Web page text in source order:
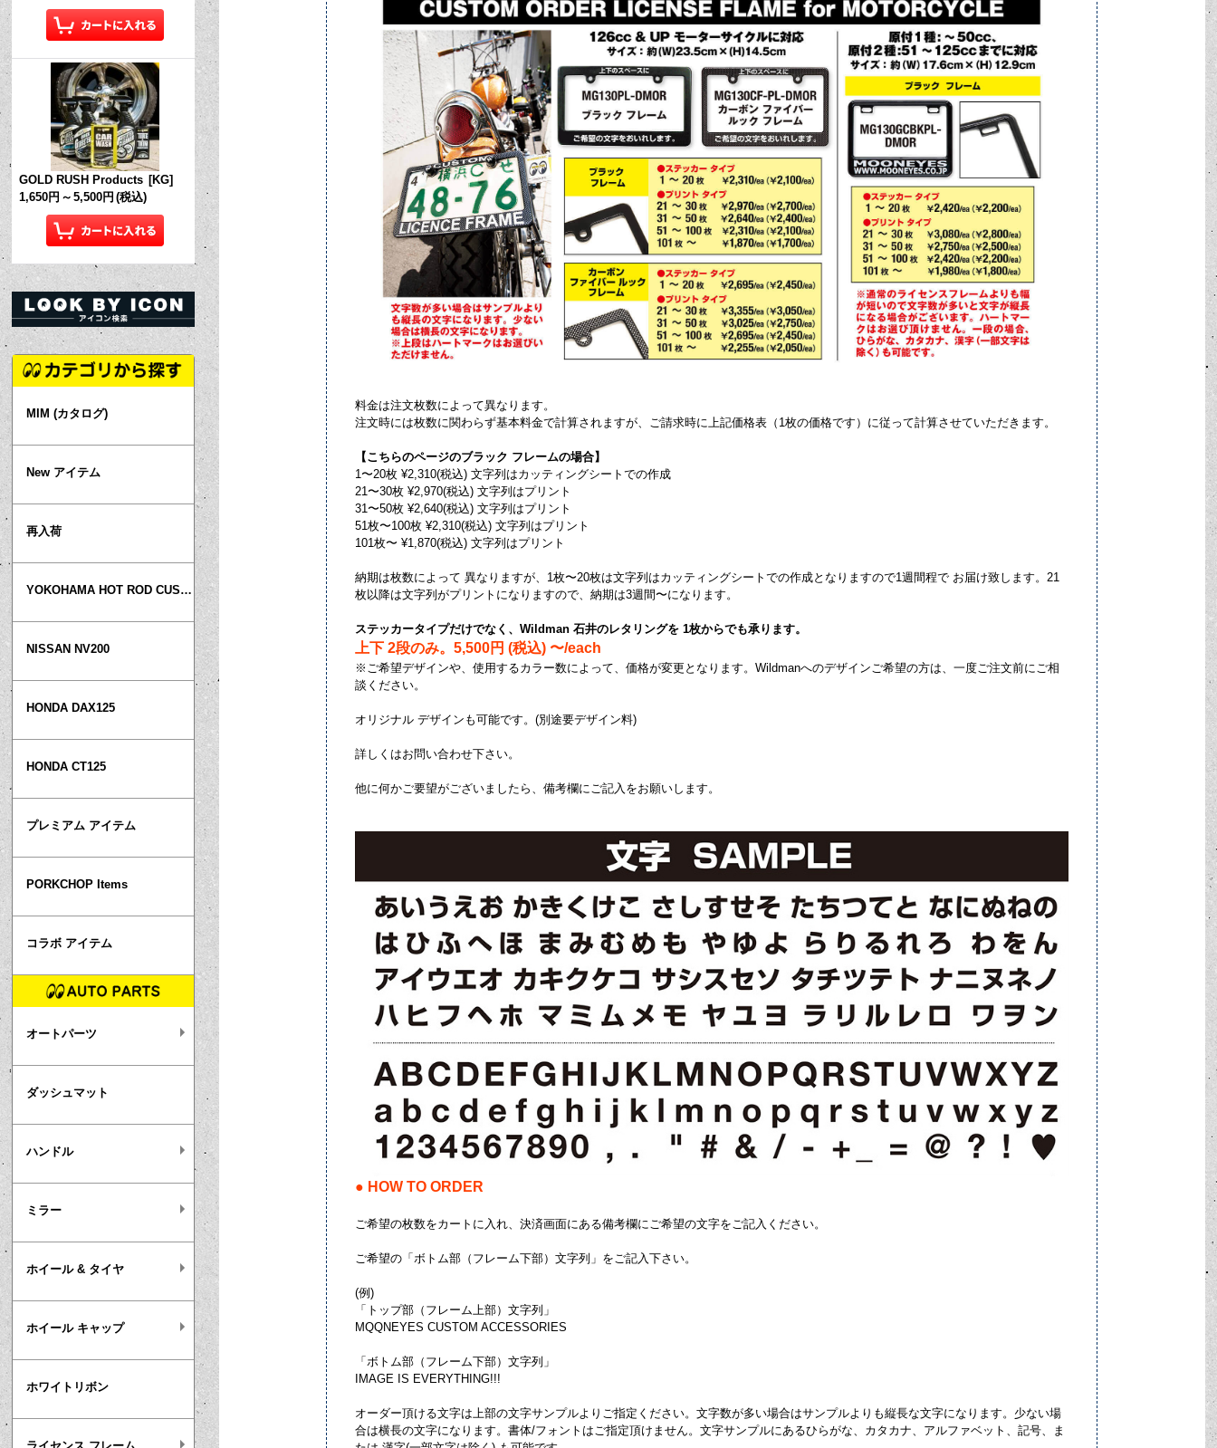
GOLD RUSH Products [KG]
1,650円 ～ 5,500円 (税込)
MIM (カタログ)
New アイテム
再入荷
YOKOHAMA HOT ROD CUSTOM SHOW
NISSAN NV200
HONDA DAX125
HONDA CT125
プレミアム アイテム
PORKCHOP Items
コラボ アイテム
オートパーツ
ダッシュマット
ハンドル
ミラー
ホイール & タイヤ
ホイール キャップ
ホワイトリボン
料金は注文枚数によって異なります。
注文時には枚数に関わらず基本料金で計算されますが、ご請求時に上記価格表（1枚の価格です）に従って計算させていただきます。
【こちらのページのブラック フレームの場合】
1〜20枚 ¥2,310(税込) 文字列はカッティングシートでの作成
21〜30枚 ¥2,970(税込) 文字列はプリント
31〜50枚 ¥2,640(税込) 文字列はプリント
51枚〜100枚 ¥2,310(税込) 文字列はプリント
101枚〜 ¥1,870(税込) 文字列はプリント
納期は枚数によって 異なりますが、1枚〜20枚は文字列はカッティングシートでの作成となりますので1週間程で お届け致します。21
枚以降は文字列がプリントになりますので、納期は3週間〜になります。
ステッカータイプだけでなく、Wildman 石井のレタリングを 1枚からでも承ります。
上下 2段のみ。5,500円 (税込) 〜/each
※ご希望デザインや、使用するカラー数によって、価格が変更となります。Wildmanへのデザインご希望の方は、一度ご注文前にご相
談ください。
オリジナル デザインも可能です。(別途要デザイン料)
詳しくはお問い合わせ下さい。
他に何かご要望がございましたら、備考欄にご記入をお願いします。
● HOW TO ORDER
ご希望の枚数をカートに入れ、決済画面にある備考欄にご希望の文字をご記入ください。
ご希望の「ボトム部（フレーム下部）文字列」をご記入下さい。
(例)
「トップ部（フレーム上部）文字列」
MQQNEYES CUSTOM ACCESSORIES
「ボトム部（フレーム下部）文字列」
IMAGE IS EVERYTHING!!!
オーダー頂ける文字は上部の文字サンプルよりご指定ください。文字数が多い場合はサンプルよりも縦長な文字になります。少ない場
合は横長の文字になります。書体/フォントはご指定頂けません。文字サンプルにあるひらがな、カタカナ、アルファベット、記号、ま